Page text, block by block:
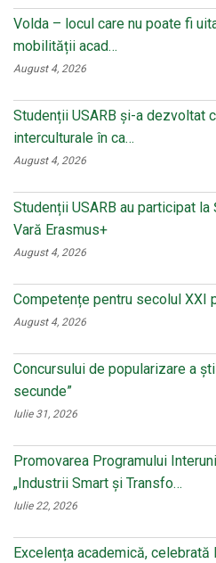
Volda – locul care nu poate fi
mobilității acad…
August 4, 2026
Studenții USARB și-a dezvoltat
interculturale în ca…
August 4, 2026
Studenții USARB au participat
Vară Erasmus+
August 4, 2026
Competențe pentru secolul XXI
August 4, 2026
Concursului de popularizare a
secunde”
Iulie 31, 2026
Promovarea Programului
„Industrii Smart și Transfo…
Iulie 22, 2026
Excelența academică, celebrată